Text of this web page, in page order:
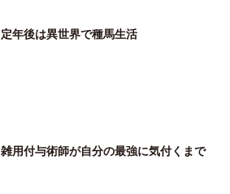
定年後は異世界で種馬生活
雑用付与術師が自分の最強に気付くまで